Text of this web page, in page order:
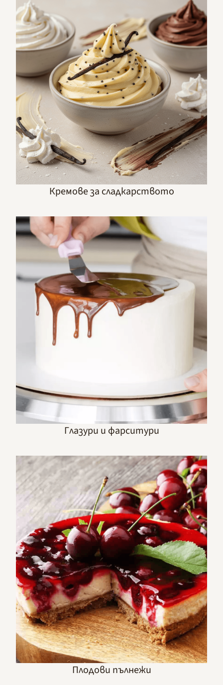
Кремове за сладкарството
Глазури и фарситури
Плодови пълнежи